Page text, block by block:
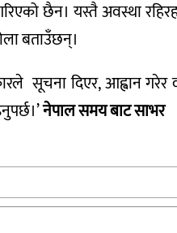
छैन। यस्तै अवस्था
बताउँछन्।
सूचना दिएर, आह्वान गरेर
नेपाल समय बाट साभर